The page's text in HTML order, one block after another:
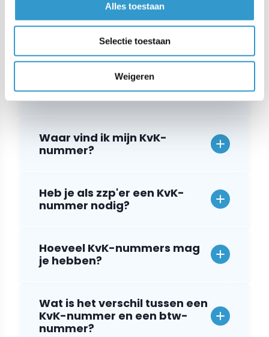
Alles toestaan
Selectie toestaan
Weigeren
Moet je KvK-nummer op je
factuur staan?
Uit hoeveel cijfers bestaat
een KvK-nummer?
Waar vind ik mijn KvK-
nummer?
Heb je als zzp'er een KvK-
nummer nodig?
Hoeveel KvK-nummers mag
je hebben?
Wat is het verschil tussen een
KvK-nummer en een btw-
nummer?